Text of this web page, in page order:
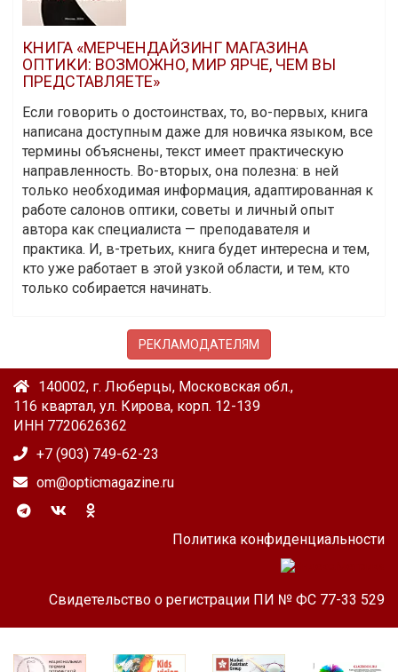
КНИГА «МЕРЧЕНДАЙЗИНГ МАГАЗИНА
ОПТИКИ: ВОЗМОЖНО, МИР ЯРЧЕ, ЧЕМ ВЫ
ПРЕДСТАВЛЯЕТЕ»
Если говорить о достоинствах, то, во-первых, книга
написана доступным даже для новичка языком, все
термины объяснены, текст имеет практическую
направленность. Во-вторых, она полезна: в ней
только необходимая информация, адаптированная к
работе салонов оптики, советы и личный опыт
автора как специалиста — преподавателя и
практика. И, в-третьих, книга будет интересна и тем,
кто уже работает в этой узкой области, и тем, кто
только собирается начинать.
РЕКЛАМОДАТЕЛЯМ
140002, г. Люберцы, Московская обл.,
116 квартал, ул. Кирова, корп. 12-139
ИНН 7720626362
+7 (903) 749-62-23
om@opticmagazine.ru
Политика конфиденциальности
Свидетельство о регистрации ПИ № ФС 77-33 529